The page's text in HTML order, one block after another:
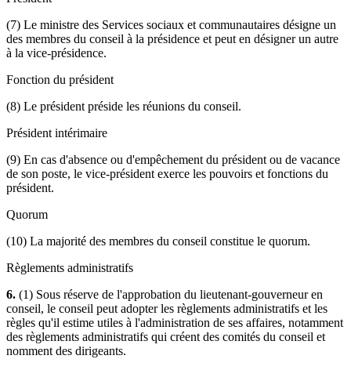
(7) Le ministre des Services sociaux et communautaires désigne un
des membres du conseil à la présidence et peut en désigner un autre
à la vice-présidence.
Fonction du président
(8) Le président préside les réunions du conseil.
Président intérimaire
(9) En cas d'absence ou d'empêchement du président ou de vacance
de son poste, le vice-président exerce les pouvoirs et fonctions du
président.
Quorum
(10) La majorité des membres du conseil constitue le quorum.
Règlements administratifs
6. (1) Sous réserve de l'approbation du lieutenant-gouverneur en
conseil, le conseil peut adopter les règlements administratifs et les
règles qu'il estime utiles à l'administration de ses affaires, notamment
des règlements administratifs qui créent des comités du conseil et
nomment des dirigeants.